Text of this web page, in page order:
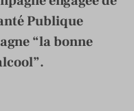
Publique
“la bonne